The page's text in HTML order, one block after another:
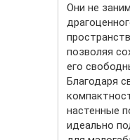
Они не
позволяя
его
Благодаря
настенные
идеально